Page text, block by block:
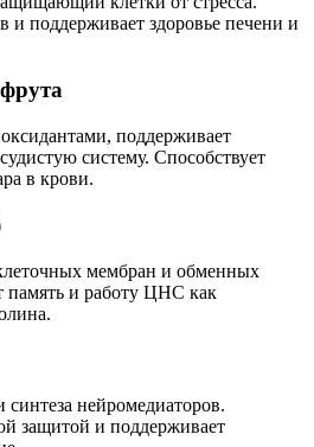
и поддерживает здоровье печени и
поддерживает
систему. Способствует
в крови.
мембран и обменных
память и работу ЦНС как
нейромедиаторов.
защитой и поддерживает